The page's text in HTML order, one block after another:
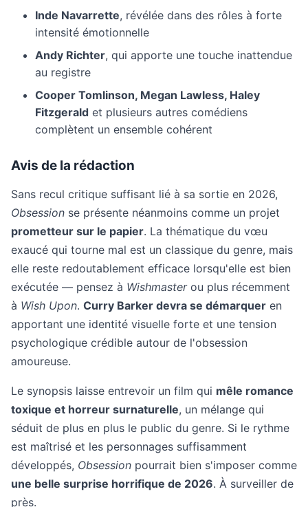
Inde Navarrette, révélée dans des rôles à forte
intensité émotionnelle
Andy Richter, qui apporte une touche inattendue
au registre
Cooper Tomlinson, Megan Lawless, Haley
Fitzgerald et plusieurs autres comédiens
complètent un ensemble cohérent
Avis de la rédaction
Sans recul critique suffisant lié à sa sortie en 2026,
Obsession se présente néanmoins comme un projet
prometteur sur le papier. La thématique du vœu
exaucé qui tourne mal est un classique du genre, mais
elle reste redoutablement efficace lorsqu'elle est bien
exécutée — pensez à Wishmasterou plus récemment
à Wish Upon. Curry Barker devra se démarquer en
apportant une identité visuelle forte et une tension
psychologique crédible autour de l'obsession
amoureuse.
Le synopsis laisse entrevoir un film qui mêle romance
toxique et horreur surnaturelle, un mélange qui
séduit de plus en plus le public du genre. Si le rythme
est maîtrisé et les personnages suffisamment
développés, Obsession pourrait bien s'imposer comme
une belle surprise horrifique de 2026. À surveiller de
près.